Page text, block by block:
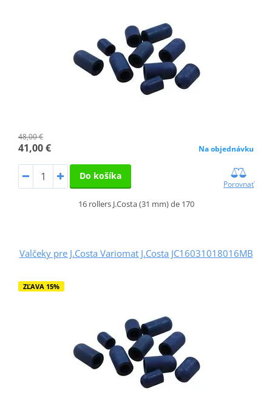
48,00 €
41,00 € Na objednávku
Do košíka
Porovnať
16 rollers J.Costa (31 mm) de 170
Valčeky pre J.Costa Variomat J.Costa JC16031018016MB
ZĽAVA 15%